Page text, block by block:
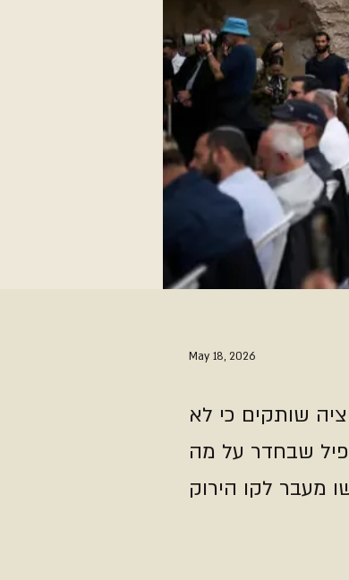
May 18, 2026
שותקים כי לא
שבחדר על מה
מעבר לקו הירוק